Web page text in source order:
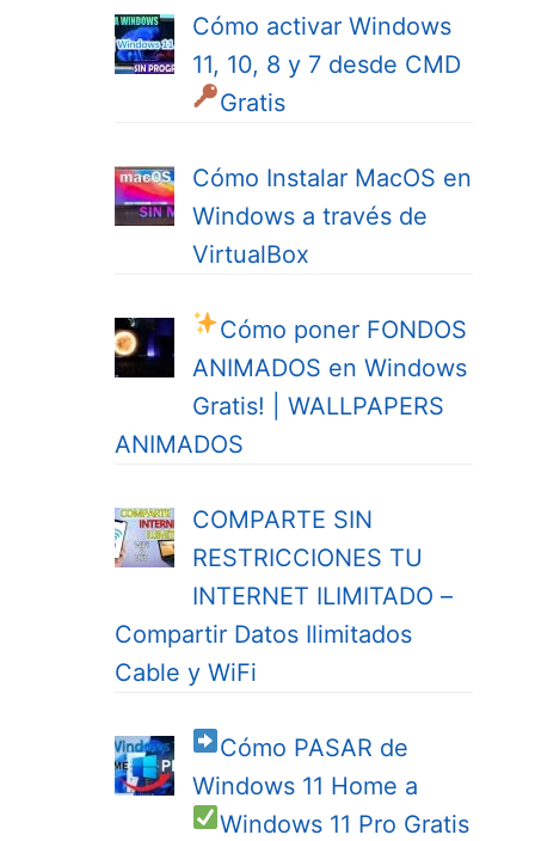
Cómo activar Windows
11, 10, 8 y 7 desde CMD
Gratis
Cómo Instalar MacOS en
Windows a través de
VirtualBox
Cómo poner FONDOS
ANIMADOS en Windows
Gratis! | WALLPAPERS
ANIMADOS
COMPARTE SIN
RESTRICCIONES TU
INTERNET ILIMITADO –
Compartir Datos Ilimitados
Cable y WiFi
Cómo PASAR de
Windows 11 Home a
Windows 11 Pro Gratis